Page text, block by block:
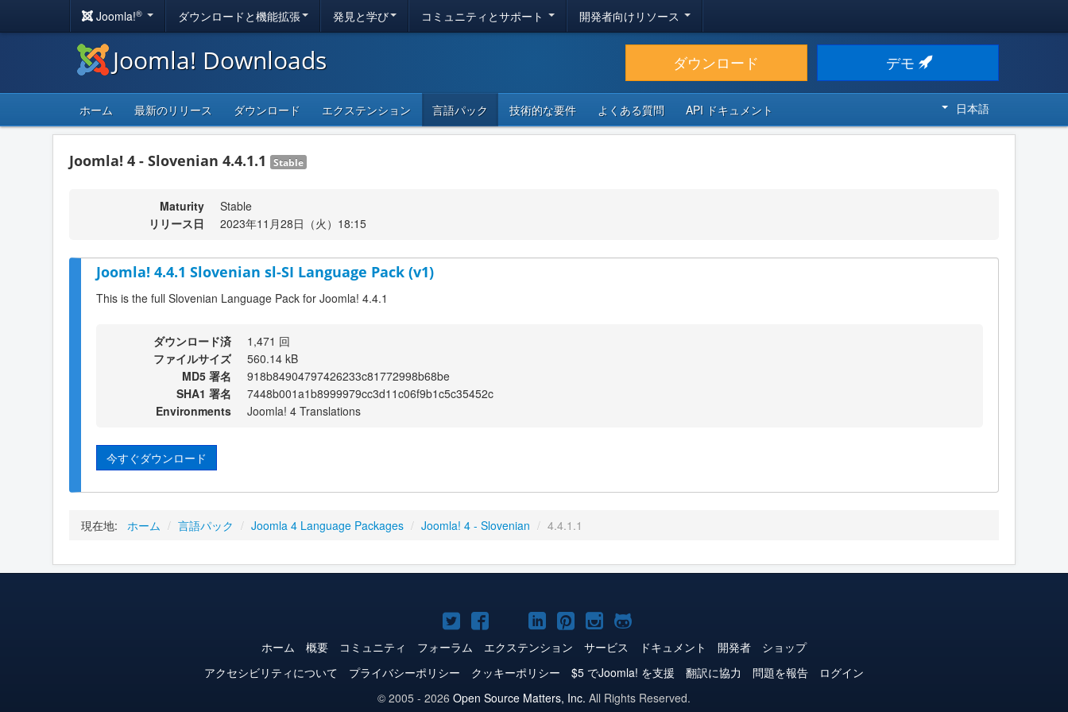
Joomla!® ダウンロードと機能拡張 発見と学び コミュニティとサポート 開発者向けリソース
Joomla! Downloads ダウンロード デモ
ホーム 最新のリリース ダウンロード エクステンション 言語パック 技術的な要件 よくある質問 API ドキュメント 日本語
Joomla! 4 - Slovenian 4.4.1.1 Stable
Maturity
Stable
リリース日
2023年11月28日（火）18:15
Joomla! 4.4.1 Slovenian sl-SI Language Pack (v1)
This is the full Slovenian Language Pack for Joomla! 4.4.1
ダウンロード済
1,471 回
ファイルサイズ
560.14 kB
MD5 署名
918b84904797426233c81772998b68be
SHA1 署名
7448b001a1b8999979cc3d11c06f9b1c5c35452c
Environments
Joomla! 4 Translations
今すぐダウンロード
現在地: ホーム / 言語パック / Joomla 4 Language Packages / Joomla! 4 - Slovenian / 4.4.1.1
Joomla!
Twitter
Joomla!
Facebook
Joomla!
YouTube
Joomla!
LinkedIn
Joomla!
Pinterest
Joomla!
Instagram
Joomla!
GitHub
ホーム 概要 コミュニティ フォーラム エクステンション サービス ドキュメント 開発者
ショップ
アクセシビリティについて
プライバシーポリシー クッキーポリシー $5 でJoomla! を支援 翻訳に協力 問題を報告
ログイン
© 2005 - 2026 Open Source Matters, Inc. All Rights Reserved.